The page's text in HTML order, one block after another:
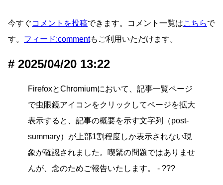
今すぐコメントを投稿できます。コメント一覧はこちらで
す。 フィード:commentもご利用いただけます。
2025/04/20 13:22
FirefoxとChromiumにおいて、記事一覧ページ
で虫眼鏡アイコンをクリックしてページを拡大
表示すると、記事の概要を示す文字列（post-
summary）が上部1割程度しか表示されない現
象が確認されました。喫緊の問題ではありませ
んが、念のためご報告いたします。 - ???